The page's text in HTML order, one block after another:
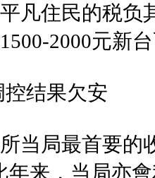
凡住民的税负
2000元新
控结果欠安
当局最首要的
年来，当局亦